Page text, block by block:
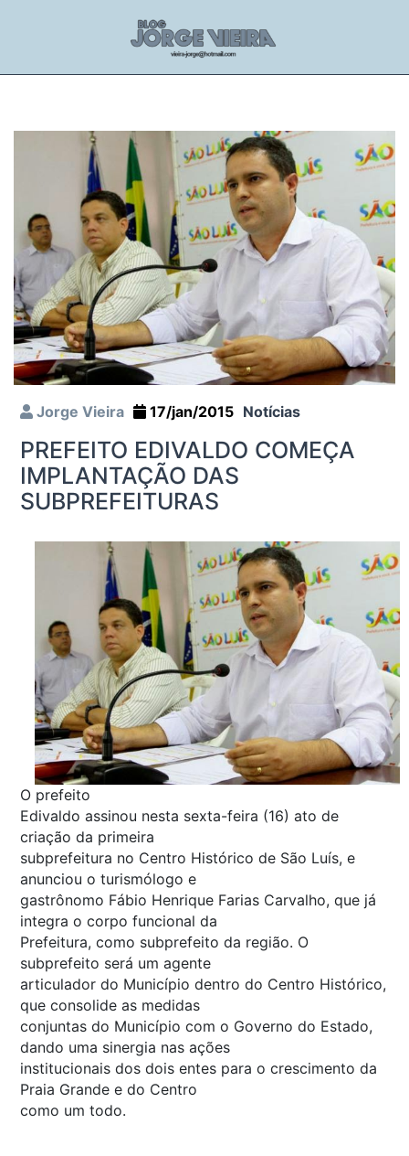
Jorge Vieira 17/jan/2015 Notícias
PREFEITO EDIVALDO COMEÇA
IMPLANTAÇÃO DAS
SUBPREFEITURAS
O prefeito
Edivaldo assinou nesta sexta-feira (16) ato de
criação da primeira
subprefeitura no Centro Histórico de São Luís, e
anunciou o turismólogo e
gastrônomo Fábio Henrique Farias Carvalho, que já
integra o corpo funcional da
Prefeitura, como subprefeito da região. O
subprefeito será um agente
articulador do Município dentro do Centro Histórico,
que consolide as medidas
conjuntas do Município com o Governo do Estado,
dando uma sinergia nas ações
institucionais dos dois entes para o crescimento da
Praia Grande e do Centro
como um todo.